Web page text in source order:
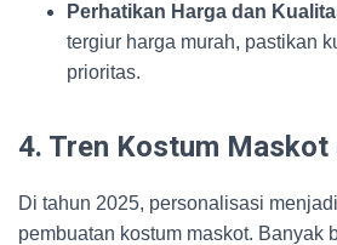
Perhatikan Harga dan
tergiur harga murah, pastikan
prioritas.
4. Tren Kostum Maskot
Di tahun 2025, personalisasi
pembuatan kostum maskot. Banyak